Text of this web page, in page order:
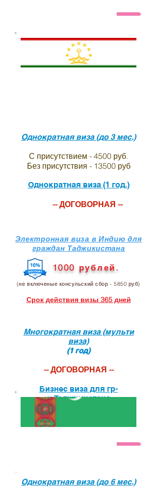
Анкета и список необходимых
Однократная виза (до 3 мес.)
С присутствием - 4500 руб.
Без присутствия - 13500 руб
Однократная виза (1 год.)
-- ДОГОВОРНАЯ --
Электронная виза в Индию для
граждан Таджикистана
1000 рублей.
(не включеные консульский сбор - 5850 руб)
Срок действия визы 365 дней
Многократная виза (мульти
виза)
(1 год)
-- ДОГОВОРНАЯ --
Бизнес виза для гр-
н.Таджикистана
-- ДОГОВОРНАЯ --
Анкета и список необходимых
Виза в Индию для
Однократная виза (до 6 мес.)